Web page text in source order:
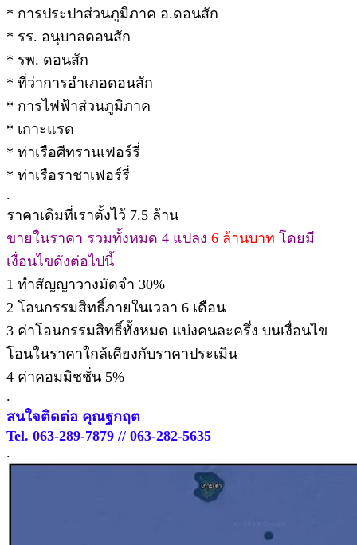
* การประปาส่วนภูมิภาค อ.ดอนสัก
* รร. อนุบาลดอนสัก
* รพ. ดอนสัก
* ที่ว่าการอำเภอดอนสัก
* การไฟฟ้าส่วนภูมิภาค
* เกาะแรด
* ท่าเรือศีทรานเฟอร์รี่
* ท่าเรือราชาเฟอร์รี่
.
ราคาเดิมที่เราตั้งไว้ 7.5 ล้าน
ขายในราคา รวมทั้งหมด 4 แปลง 6 ล้านบาท โดยมี
เงื่อนไขดังต่อไปนี้
1 ทำสัญญาวางมัดจำ 30%
2 โอนกรรมสิทธิ์ภายในเวลา 6 เดือน
3 ค่าโอนกรรมสิทธิ์ทั้งหมด แบ่งคนละครึ่ง บนเงื่อนไข
โอนในราคาใกล้เคียงกับราคาประเมิน
4 ค่าคอมมิชชั่น 5%
.
สนใจติดต่อ คุณฐกฤต
Tel. 063-289-7879 // 063-282-5635
.